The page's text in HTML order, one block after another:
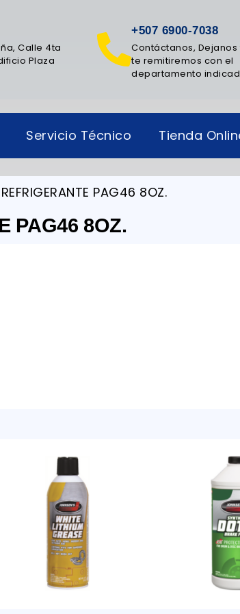
Calle 4ta
Plaza
+507 6900-7038
Contáctanos, Dejanos
te remitiremos con el
departamento
Servicio Técnico Tienda
PAG46 8OZ.
PAG46 8OZ.